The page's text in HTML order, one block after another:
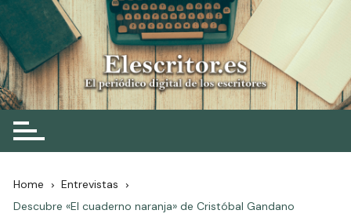
Skip
to
content
Elescritor.es
El periódico digital de los escritores
Home
Entrevistas
Descubre «El cuaderno naranja» de Cristóbal Gandano